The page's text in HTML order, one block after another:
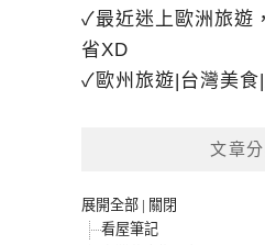
✓最近迷上歐洲旅遊
省XD
✓歐州旅遊|台灣美食
文章
展開全部 | 關閉
看屋筆記